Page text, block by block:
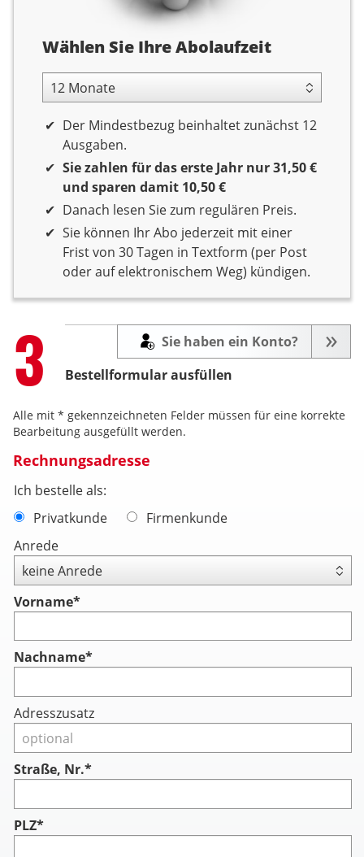
Abolaufzeit
Wählen Sie Ihre Abolaufzeit
12 Monate Laufzeit
Der Mindestbezug beinhaltet zunächst 12
Ausgaben.
Sie zahlen für das erste Jahr nur 31,50 €
und sparen damit 10,50 €
Danach lesen Sie zum regulären Preis.
Sie können Ihr Abo jederzeit mit einer
Frist von 30 Tagen in Textform (per Post
oder auf elektronischem Weg) kündigen.
Step
3 Bestellformular ausfüllen
Sie haben ein Konto?
Alle mit * gekennzeichneten Felder müssen für eine korrekte
Bearbeitung ausgefüllt werden.
Rechnungsadresse
Ich bestelle als:
Privatkunde
Firmenkunde
Anrede
Vorname*
Nachname*
Adresszusatz
Straße, Nr.*
PLZ*